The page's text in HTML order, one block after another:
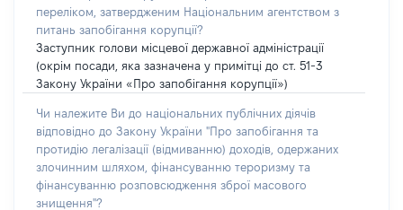
переліком, затвердженим Національним агентством з
питань запобігання корупції?
Заступник голови місцевої державної адміністрації
(окрім посади, яка зазначена у примітці до ст. 51-3
Закону України «Про запобігання корупції»)
Чи належите Ви до національних публічних діячів
відповідно до Закону України "Про запобігання та
протидію легалізації (відмиванню) доходів, одержаних
злочинним шляхом, фінансуванню тероризму та
фінансуванню розповсюдження зброї масового
знищення"?